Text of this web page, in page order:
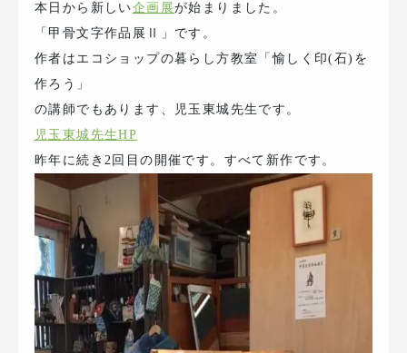
本日から新しい企画展が始まりました。
「甲骨文字作品展Ⅱ」です。
作者はエコショップの暮らし方教室「愉しく印(石)を
作ろう」
の講師でもあります、児玉東城先生です。
児玉東城先生HP
昨年に続き2回目の開催です。すべて新作です。